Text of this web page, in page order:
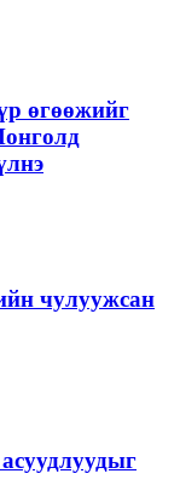
өгөөжийг
чулуужсан